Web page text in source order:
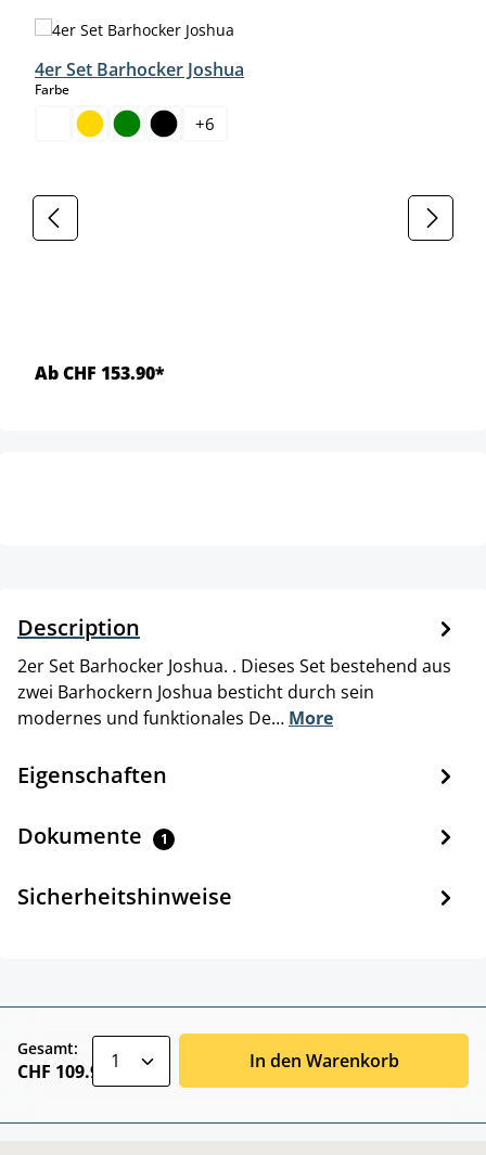
4er Set Barhocker Joshua
Farbeauswählen
+6
Ab CHF 153.90*
Description
2er Set Barhocker Joshua. . Dieses Set bestehend aus
zwei Barhockern Joshua besticht durch sein
modernes und funktionales De… More
Eigenschaften
Dokumente 1
Sicherheitshinweise
Gesamt:
CHF 109.90 In den Warenkorb